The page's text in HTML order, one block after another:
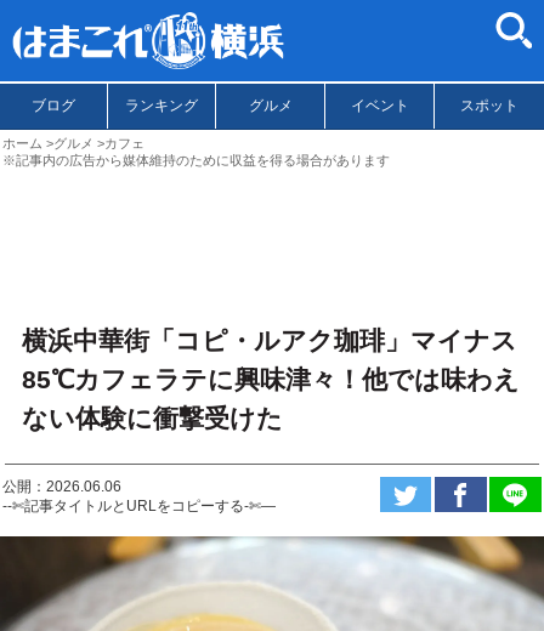
ブログ ランキング グルメ イベント スポット
ホーム グルメ
カフェ
※記事内の広告から媒体維持のために収益を得る場合があります
横浜中華街「コピ・ルアク珈琲」マイナス
85℃カフェラテに興味津々！他では味わえ
ない体験に衝撃受けた
公開：2026.06.06
--✄記事タイトルとURLをコピーする-✄—